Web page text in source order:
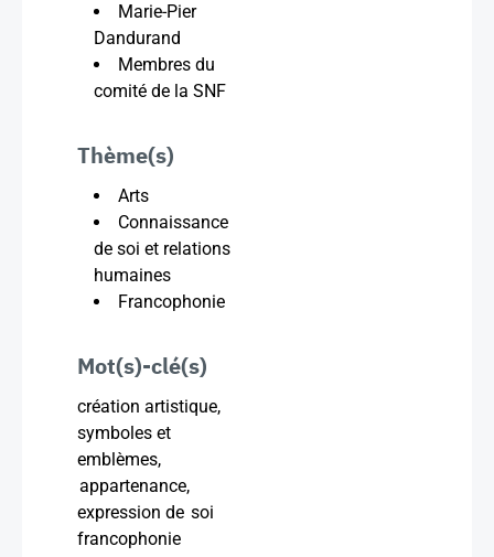
Marie-Pier
Dandurand
Membres du
comité de la SNF
Thème(s)
Arts
Connaissance
de soi et relations
humaines
Francophonie
Mot(s)-clé(s)
création artistique,
symboles et
emblèmes,
appartenance,
expression de soi
francophonie